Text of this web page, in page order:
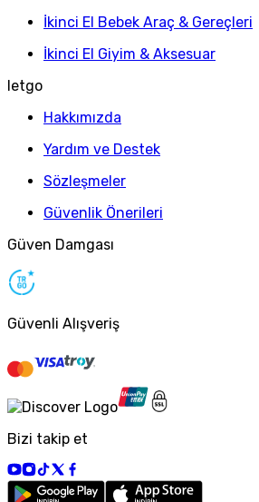
İkinci El Bebek Araç & Gereçleri
İkinci El Giyim & Aksesuar
letgo
Hakkımızda
Yardım ve Destek
Sözleşmeler
Güvenlik Önerileri
Güven Damgası
Güvenli Alışveriş
Bizi takip et